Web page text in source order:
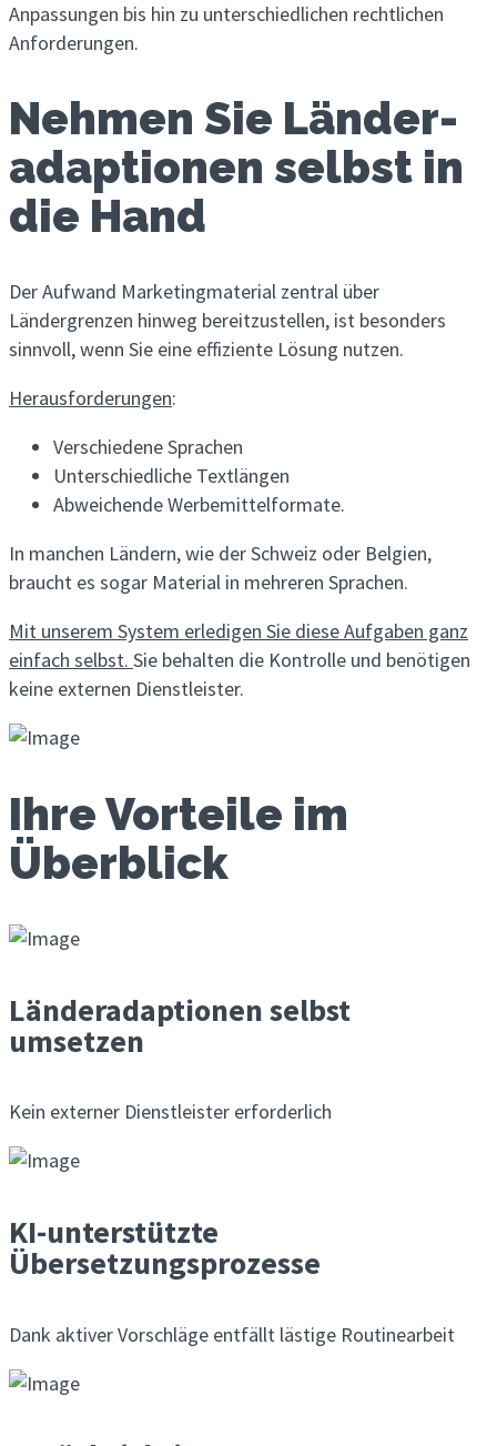
Anpassungen bis hin zu unterschiedlichen rechtlichen
Anforderungen.
Nehmen Sie Länder­
adaptionen selbst in
die Hand
Der Aufwand Marketingmaterial zentral über
Ländergrenzen hinweg bereitzustellen, ist besonders
sinnvoll, wenn Sie eine effiziente Lösung nutzen.
Herausforderungen:
Verschiedene Sprachen
Unterschiedliche Textlängen
Abweichende Werbemittelformate.
In manchen Ländern, wie der Schweiz oder Belgien,
braucht es sogar Material in mehreren Sprachen.
Mit unserem System erledigen Sie diese Aufgaben ganz
einfach selbst. Sie behalten die Kontrolle und benötigen
keine externen Dienstleister.
Ihre Vorteile im
Überblick
Länderadaptionen selbst
umsetzen
Kein externer Dienstleister erforderlich
KI-unterstützte
Übersetzungsprozesse
Dank aktiver Vorschläge entfällt lästige Routinearbeit